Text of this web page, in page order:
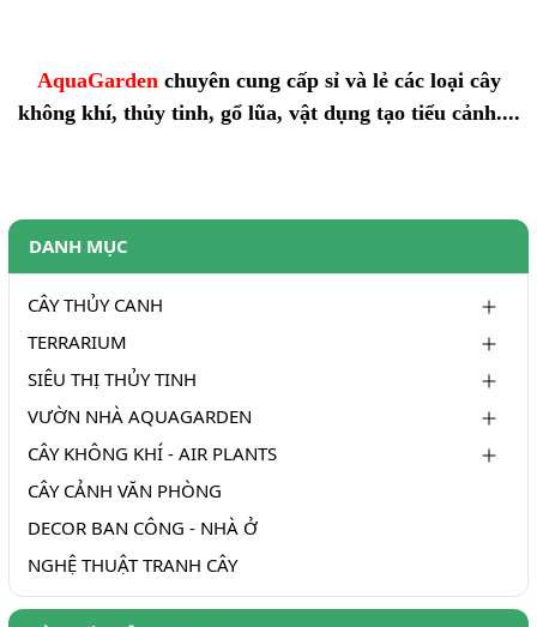
AquaGarden chuyên cung cấp sỉ và lẻ các loại cây
không khí, thủy tinh, gổ lũa, vật dụng tạo tiểu cảnh....
DANH MỤC
CÂY THỦY CANH
TERRARIUM
SIÊU THỊ THỦY TINH
VƯỜN NHÀ AQUAGARDEN
CÂY KHÔNG KHÍ - AIR PLANTS
CÂY CẢNH VĂN PHÒNG
DECOR BAN CÔNG - NHÀ Ở
NGHỆ THUẬT TRANH CÂY